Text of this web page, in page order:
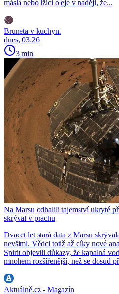
másla nebo lžíci oleje v naději, že...
Bruneta v kuchyni
dnes, 03:26
3 min
Na Marsu odhalili tajemství ukryté
skrýval v prachu
Dvacet let stará data z Marsu
nevšiml. Vědci totiž až díky nové
Spirit objevili důkazy, že kapalná
mnohem rozšířenější, než se dosud
Aktuálně.cz - Magazín